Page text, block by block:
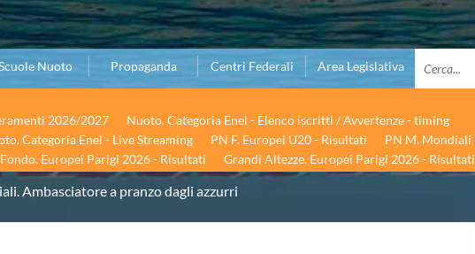
Nuoto Propaganda Centri Federali Area Legislativa
2026/2027
Nuoto. Categoria Enel - Elenco iscritti / Avvertenze - timing
Categoria Enel - Live Streaming PN F. Europei U20 - Risultati
PN M. Mondiali
Fondo. Europei Parigi 2026 - Risultati Grandi Altezze. Europei Parigi 2026 - Risultati
Ambasciatore a pranzo dagli azzurri